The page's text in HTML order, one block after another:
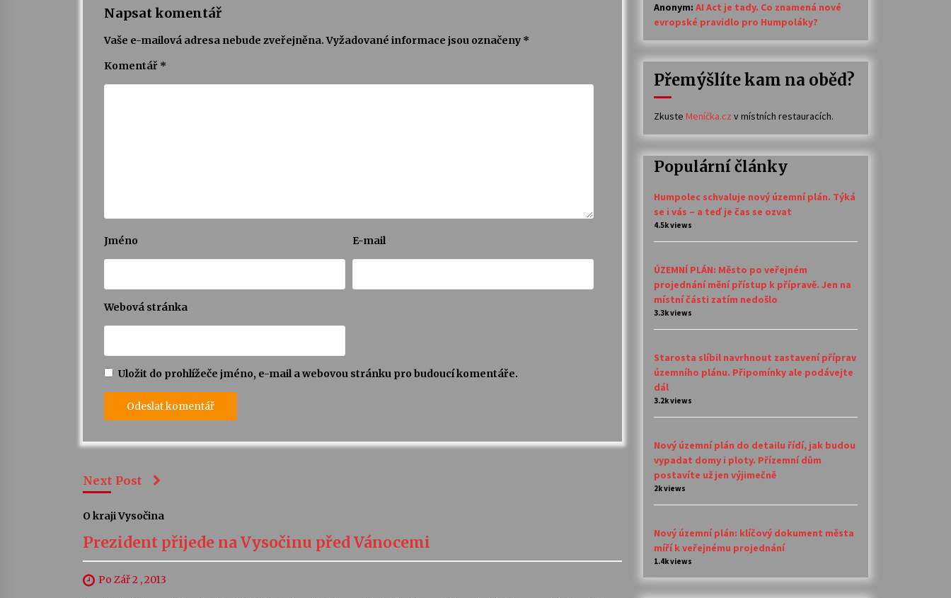
Napsat komentář
Vaše e-mailová adresa nebude zveřejněna. Vyžadované informace jsou označeny *
Komentář *
Jméno E-mail
Webová stránka
Uložit do prohlížeče jméno, e-mail a webovou stránku pro budoucí komentáře.
Next Post
O kraji Vysočina
Prezident přijede na Vysočinu před Vánocemi
Po Zář 2 , 2013
Anonym: AI Act je tady. Co znamená nové
evropské pravidlo pro Humpoláky?
Přemýšlíte kam na oběd?
Zkuste Meníčka.cz v místních restauracích.
Populární články
Humpolec schvaluje nový územní plán. Týká
se i vás – a teď je čas se ozvat
4.5k views
ÚZEMNÍ PLÁN: Město po veřejném
projednání mění přístup k přípravě. Jen na
místní části zatím nedošlo
3.3k views
Starosta slíbil navrhnout zastavení příprav
územního plánu. Připomínky ale podávejte
dál
3.2k views
Nový územní plán do detailu řídí, jak budou
vypadat domy i ploty. Přízemní dům
postavíte už jen výjimečně
2k views
Nový územní plán: klíčový dokument města
míří k veřejnému projednání
1.4k views